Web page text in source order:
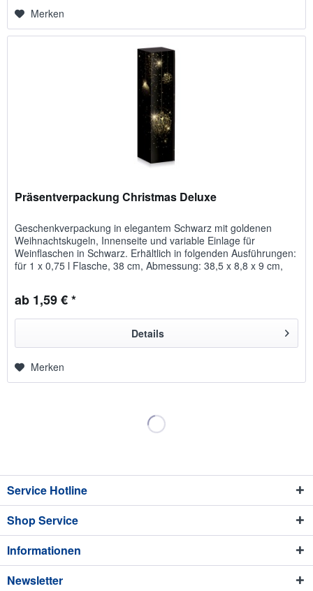
Merken
Präsentverpackung Christmas Deluxe
Geschenkverpackung in elegantem Schwarz mit goldenen
Weihnachtskugeln, Innenseite und variable Einlage für
Weinflaschen in Schwarz. Erhältlich in folgenden Ausführungen:
für 1 x 0,75 l Flasche, 38 cm, Abmessung: 38,5 x 8,8 x 9 cm,
ab 1,59 € *
Details
Merken
Service Hotline
Shop Service
Informationen
Newsletter